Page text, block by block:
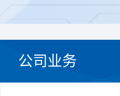
公司业务